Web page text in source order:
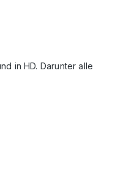
in HD. Darunter alle